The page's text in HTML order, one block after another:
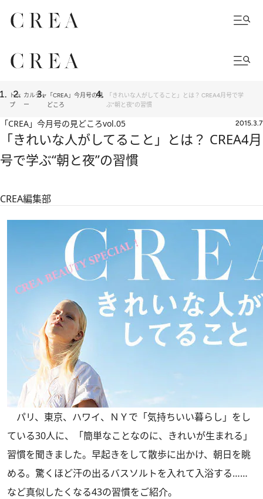
トッ
プ
カルチャ
ー
「CREA」今月号の見
どころ
「きれいな人がしてること」とは？ CREA4月号で学
ぶ“朝と夜”の習慣
「CREA」今月号の見どころvol.05 2015.3.7
「きれいな人がしてること」とは？ CREA4月
号で学ぶ“朝と夜”の習慣
CREA編集部
パリ、東京、ハワイ、ＮＹで「気持ちいい暮らし」をし
ている30人に、「簡単なことなのに、きれいが生まれる」
習慣を聞きました。早起きをして散歩に出かけ、朝日を眺
める。驚くほど汗の出るバスソルトを入れて入浴する……
など真似したくなる43の習慣をご紹介。